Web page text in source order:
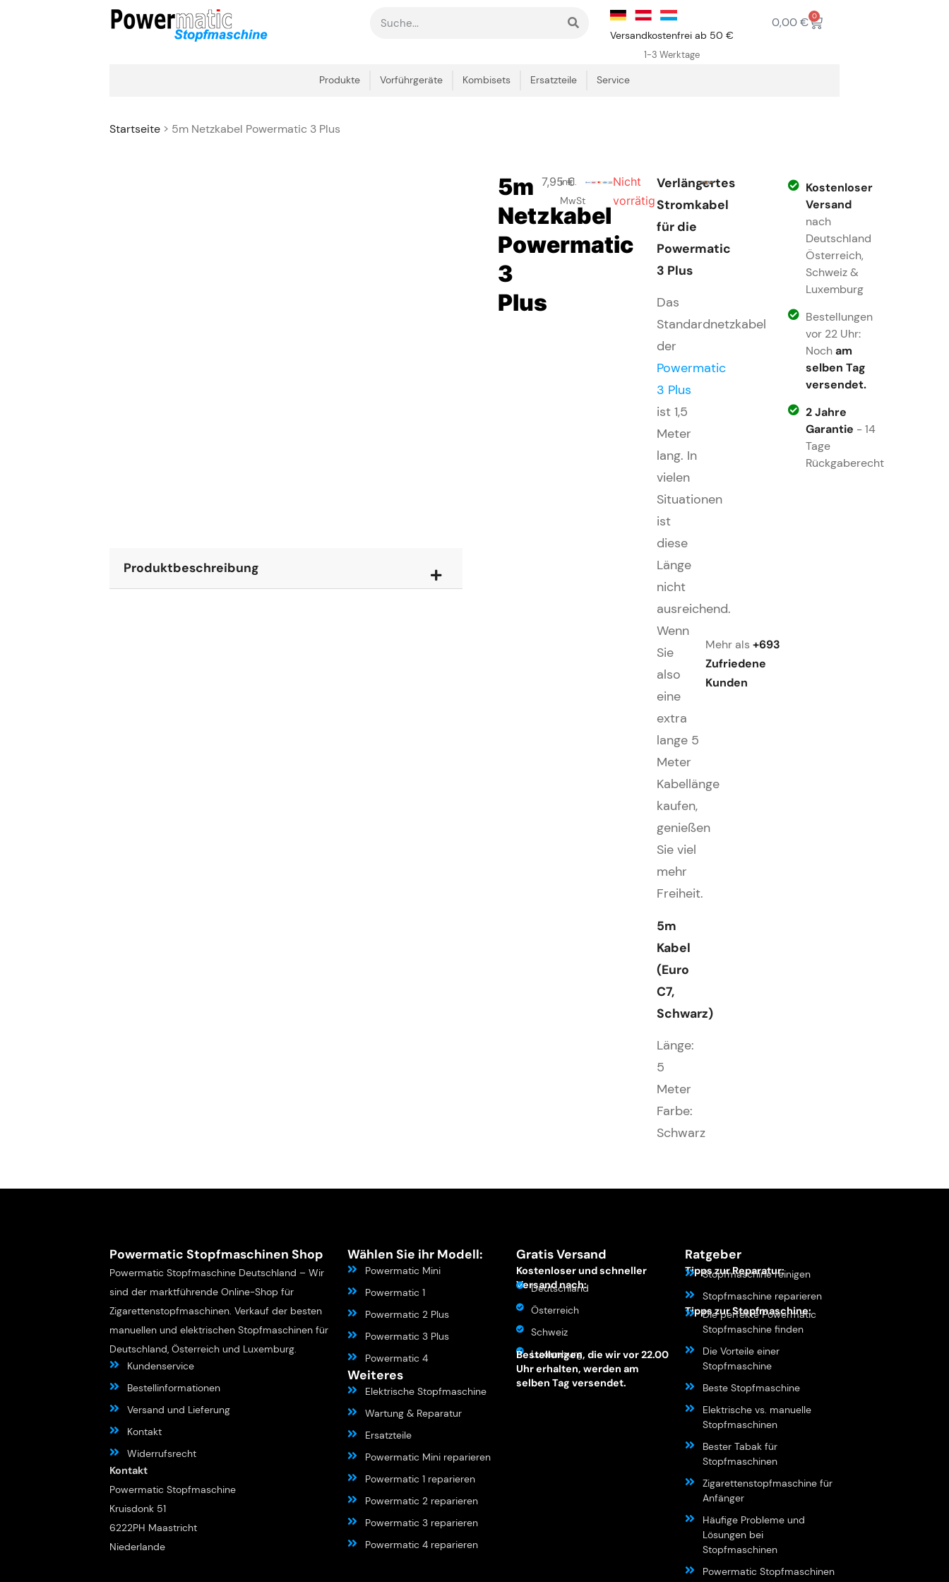
Versandkostenfrei ab 50 €
1-3 Werktage
0,00€ 0
Produkte Vorführgeräte Kombisets Ersatzteile Service
Startseite> 5m Netzkabel Powermatic 3 Plus
Produktbeschreibung
5m
Netzkabel
Powermatic
3
Plus
7,95€
inkl.
MwSt
Nicht
vorrätig
Verlängertes
Stromkabel
für die
Powermatic
3 Plus
Das
Standardnetzkabel
der
Powermatic
3 Plus
ist 1,5
Meter
lang. In
vielen
Situationen
ist
diese
Länge
nicht
ausreichend.
Wenn
Sie
also
eine
extra
lange 5
Meter
Kabellänge
kaufen,
genießen
Sie viel
mehr
Freiheit.
5m
Kabel
(Euro
C7,
Schwarz)
Länge:
5
Meter
Farbe:
Schwarz
Mehr als +693
Zufriedene
Kunden
Kostenloser
Versand
nach
Deutschland
Österreich,
Schweiz &
Luxemburg
Bestellungen
vor 22 Uhr:
Nocham
selben Tag
versendet.
2 Jahre
Garantie - 14
Tage
Rückgaberecht
Powermatic Stopfmaschinen Shop
Powermatic Stopfmaschine Deutschland – Wir
sind der marktführende Online-Shop für
Zigarettenstopfmaschinen. Verkauf der besten
manuellen und elektrischen Stopfmaschinen für
Deutschland, Österreich und Luxemburg.
Kundenservice
Bestellinformationen
Versand und Lieferung
Kontakt
Widerrufsrecht
Kontakt
Powermatic Stopfmaschine
Kruisdonk 51
6222PH Maastricht
Niederlande
Wählen Sie ihr Modell:
Powermatic Mini
Powermatic 1
Powermatic 2 Plus
Powermatic 3 Plus
Powermatic 4
Weiteres
Elektrische Stopfmaschine
Wartung & Reparatur
Ersatzteile
Powermatic Mini reparieren
Powermatic 1 reparieren
Powermatic 2 reparieren
Powermatic 3 reparieren
Powermatic 4 reparieren
Gratis Versand
Kostenloser und schneller
Versand nach:
Deutschland
Österreich
Schweiz
Luxemburg
Bestellungen, die wir vor 22.00
Uhr erhalten, werden am
selben Tag versendet.
Ratgeber
Tipps zur Reparatur:
Stopfmaschine reinigen
Stopfmaschine reparieren
Tipps zur Stopfmaschine:
Die perfekte Powermatic
Stopfmaschine finden
Die Vorteile einer
Stopfmaschine
Beste Stopfmaschine
Elektrische vs. manuelle
Stopfmaschinen
Bester Tabak für
Stopfmaschinen
Zigarettenstopfmaschine für
Anfänger
Häufige Probleme und
Lösungen bei
Stopfmaschinen
Powermatic Stopfmaschinen